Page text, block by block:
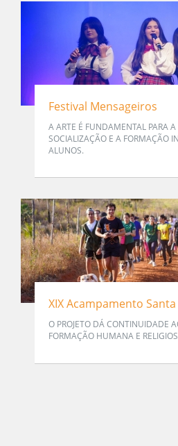
Festival Mensageiros
A ARTE É FUNDAMENTAL PARA A
SOCIALIZAÇÃO E A FORMAÇÃO
ALUNOS.
XIX Acampamento Santa
O PROJETO DÁ CONTINUIDADE
FORMAÇÃO HUMANA E